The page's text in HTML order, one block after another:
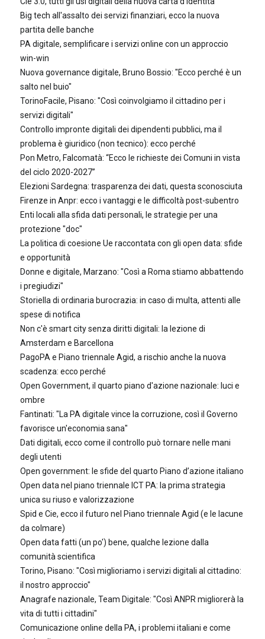
Big tech all'assalto dei servizi finanziari, ecco la nuova
partita delle banche
PA digitale, semplificare i servizi online con un approccio
win-win
Nuova governance digitale, Bruno Bossio: "Ecco perché è un
salto nel buio"
TorinoFacile, Pisano: "Così coinvolgiamo il cittadino per i
servizi digitali"
Controllo impronte digitali dei dipendenti pubblici, ma il
problema è giuridico (non tecnico): ecco perché
Pon Metro, Falcomatà: “Ecco le richieste dei Comuni in vista
del ciclo 2020-2027”
Elezioni Sardegna: trasparenza dei dati, questa sconosciuta
Firenze in Anpr: ecco i vantaggi e le difficoltà post-subentro
Enti locali alla sfida dati personali, le strategie per una
protezione "doc"
La politica di coesione Ue raccontata con gli open data: sfide
e opportunità
Donne e digitale, Marzano: "Così a Roma stiamo abbattendo
i pregiudizi"
Storiella di ordinaria burocrazia: in caso di multa, attenti alle
spese di notifica
Non c'è smart city senza diritti digitali: la lezione di
Amsterdam e Barcellona
PagoPA e Piano triennale Agid, a rischio anche la nuova
scadenza: ecco perché
Open Government, il quarto piano d'azione nazionale: luci e
ombre
Fantinati: "La PA digitale vince la corruzione, così il Governo
favorisce un'economia sana"
Dati digitali, ecco come il controllo può tornare nelle mani
degli utenti
Open government: le sfide del quarto Piano d’azione italiano
Open data nel piano triennale ICT PA: la prima strategia
unica su riuso e valorizzazione
Spid e Cie, ecco il futuro nel Piano triennale Agid (e le lacune
da colmare)
Open data fatti (un po') bene, qualche lezione dalla
comunità scientifica
Torino, Pisano: "Così miglioriamo i servizi digitali al cittadino:
il nostro approccio"
Anagrafe nazionale, Team Digitale: "Così ANPR migliorerà la
vita di tutti i cittadini"
Comunicazione online della PA, i problemi italiani e come